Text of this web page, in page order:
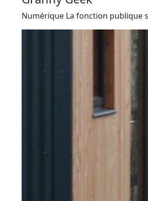
Numérique La fonction publique